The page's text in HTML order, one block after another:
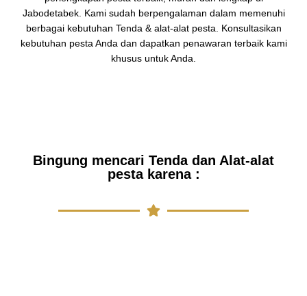
Jabodetabek. Kami sudah berpengalaman dalam memenuhi
berbagai kebutuhan Tenda & alat-alat pesta. Konsultasikan
kebutuhan pesta Anda dan dapatkan penawaran terbaik kami
khusus untuk Anda.
Bingung mencari Tenda dan Alat-alat
pesta karena :